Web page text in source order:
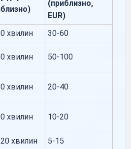
(приблизно,
EUR)
хвилин
30-60
хвилин 50-100
хвилин 20-40
хвилин 10-20
хвилин
5-15